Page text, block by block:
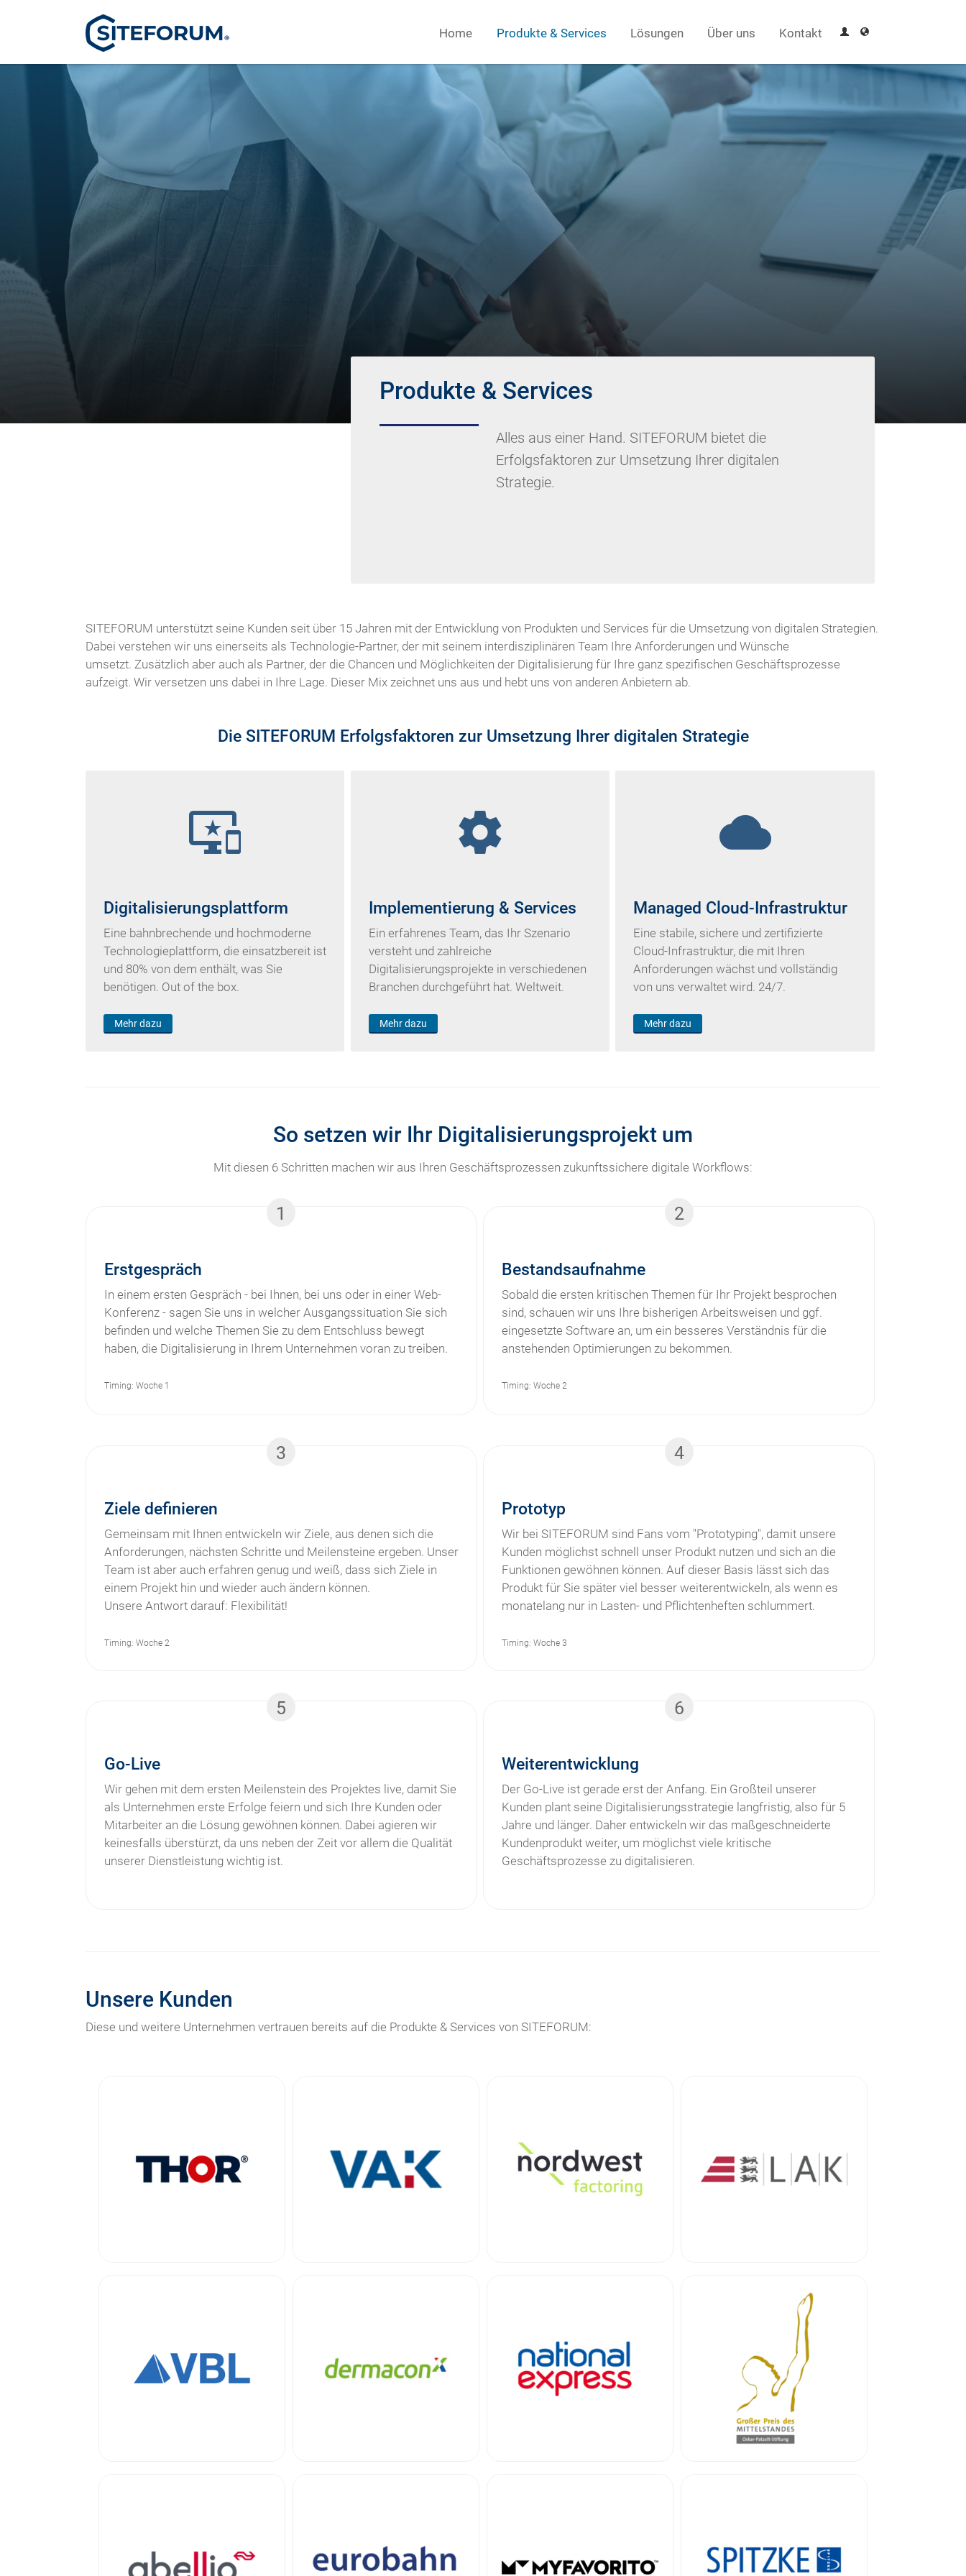
Home Produkte & Services Lösungen Über uns Kontakt
Produkte & Services
Alles aus einer Hand. SITEFORUM bietet die
Erfolgsfaktoren zur Umsetzung Ihrer digitalen
Strategie.
SITEFORUM unterstützt seine Kunden seit über 15 Jahren mit der Entwicklung von Produkten und Services für die Umsetzung von digitalen Strategien.
Dabei verstehen wir uns einerseits als Technologie-Partner, der mit seinem interdisziplinären Team Ihre Anforderungen und Wünsche
umsetzt. Zusätzlich aber auch als Partner, der die Chancen und Möglichkeiten der Digitalisierung für Ihre ganz spezifischen Geschäftsprozesse
aufzeigt. Wir versetzen uns dabei in Ihre Lage. Dieser Mix zeichnet uns aus und hebt uns von anderen Anbietern ab.
Die SITEFORUM Erfolgsfaktoren zur Umsetzung Ihrer digitalen Strategie
important_devices
Digitalisierungsplattform
Eine bahnbrechende und hochmoderne
Technologieplattform, die einsatzbereit ist
und 80% von dem enthält, was Sie
benötigen. Out of the box.
Mehr dazu
settings
Implementierung & Services
Ein erfahrenes Team, das Ihr Szenario
versteht und zahlreiche
Digitalisierungsprojekte in verschiedenen
Branchen durchgeführt hat. Weltweit.
Mehr dazu
cloud
Managed Cloud-Infrastruktur
Eine stabile, sichere und zertifizierte
Cloud-Infrastruktur, die mit Ihren
Anforderungen wächst und vollständig
von uns verwaltet wird. 24/7.
Mehr dazu
So setzen wir Ihr Digitalisierungsprojekt um
Mit diesen 6 Schritten machen wir aus Ihren Geschäftsprozessen zukunftssichere digitale Workflows:
1
Erstgespräch
In einem ersten Gespräch - bei Ihnen, bei uns oder in einer Web-
Konferenz - sagen Sie uns in welcher Ausgangssituation Sie sich
befinden und welche Themen Sie zu dem Entschluss bewegt
haben, die Digitalisierung in Ihrem Unternehmen voran zu treiben.
Timing: Woche 1
2
Bestandsaufnahme
Sobald die ersten kritischen Themen für Ihr Projekt besprochen
sind, schauen wir uns Ihre bisherigen Arbeitsweisen und ggf.
eingesetzte Software an, um ein besseres Verständnis für die
anstehenden Optimierungen zu bekommen.
Timing: Woche 2
3
Ziele definieren
Gemeinsam mit Ihnen entwickeln wir Ziele, aus denen sich die
Anforderungen, nächsten Schritte und Meilensteine ergeben. Unser
Team ist aber auch erfahren genug und weiß, dass sich Ziele in
einem Projekt hin und wieder auch ändern können.
Unsere Antwort darauf: Flexibilität!
Timing: Woche 2
4
Prototyp
Wir bei SITEFORUM sind Fans vom "Prototyping", damit unsere
Kunden möglichst schnell unser Produkt nutzen und sich an die
Funktionen gewöhnen können. Auf dieser Basis lässt sich das
Produkt für Sie später viel besser weiterentwickeln, als wenn es
monatelang nur in Lasten- und Pflichtenheften schlummert.
Timing: Woche 3
5
Go-Live
Wir gehen mit dem ersten Meilenstein des Projektes live, damit Sie
als Unternehmen erste Erfolge feiern und sich Ihre Kunden oder
Mitarbeiter an die Lösung gewöhnen können. Dabei agieren wir
keinesfalls überstürzt, da uns neben der Zeit vor allem die Qualität
unserer Dienstleistung wichtig ist.
6
Weiterentwicklung
Der Go-Live ist gerade erst der Anfang. Ein Großteil unserer
Kunden plant seine Digitalisierungsstrategie langfristig, also für 5
Jahre und länger. Daher entwickeln wir das maßgeschneiderte
Kundenprodukt weiter, um möglichst viele kritische
Geschäftsprozesse zu digitalisieren.
Unsere Kunden
Diese und weitere Unternehmen vertrauen bereits auf die Produkte & Services von SITEFORUM: